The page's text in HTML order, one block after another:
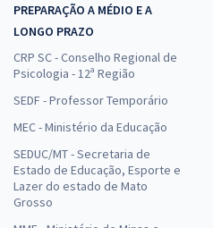
PREPARAÇÃO A MÉDIO E A
LONGO PRAZO
CRP SC - Conselho Regional de
Psicologia - 12ª Região
SEDF - Professor Temporário
MEC - Ministério da Educação
SEDUC/MT - Secretaria de
Estado de Educação, Esporte e
Lazer do estado de Mato
Grosso